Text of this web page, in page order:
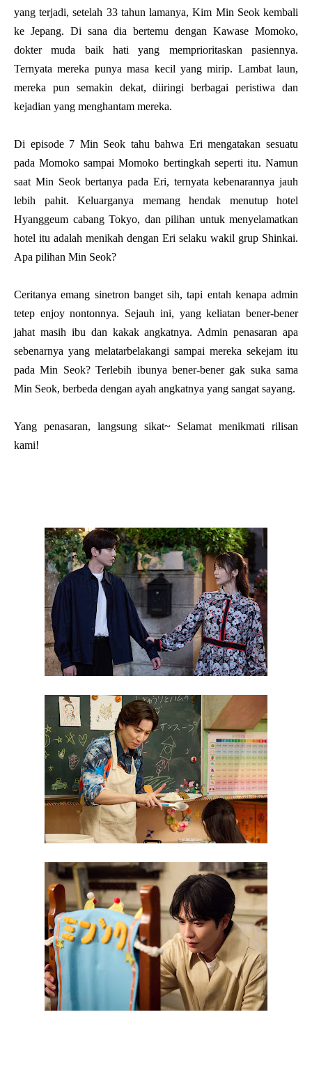
yang terjadi, setelah 33 tahun lamanya, Kim Min Seok kembali
ke Jepang. Di sana dia bertemu dengan Kawase Momoko,
dokter muda baik hati yang memprioritaskan pasiennya.
Ternyata mereka punya masa kecil yang mirip. Lambat laun,
mereka pun semakin dekat, diiringi berbagai peristiwa dan
kejadian yang menghantam mereka.
Di episode 7 Min Seok tahu bahwa Eri mengatakan sesuatu
pada Momoko sampai Momoko bertingkah seperti itu. Namun
saat Min Seok bertanya pada Eri, ternyata kebenarannya jauh
lebih pahit. Keluarganya memang hendak menutup hotel
Hyanggeum cabang Tokyo, dan pilihan untuk menyelamatkan
hotel itu adalah menikah dengan Eri selaku wakil grup Shinkai.
Apa pilihan Min Seok?
Ceritanya emang sinetron banget sih, tapi entah kenapa admin
tetep enjoy nontonnya. Sejauh ini, yang keliatan bener-bener
jahat masih ibu dan kakak angkatnya. Admin penasaran apa
sebenarnya yang melatarbelakangi sampai mereka sekejam itu
pada Min Seok? Terlebih ibunya bener-bener gak suka sama
Min Seok, berbeda dengan ayah angkatnya yang sangat sayang.
Yang penasaran, langsung sikat~ Selamat menikmati rilisan
kami!